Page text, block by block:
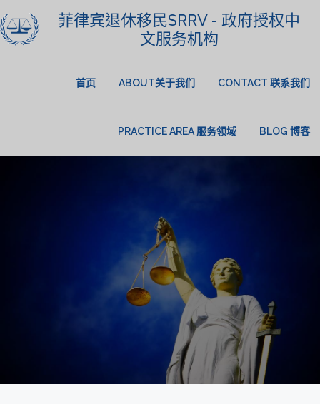
菲律宾退休移民SRRV - 政府授权中
文服务机构
首页 ABOUT关于我们 CONTACT 联系我们
PRACTICE AREA 服务领域 BLOG 博客